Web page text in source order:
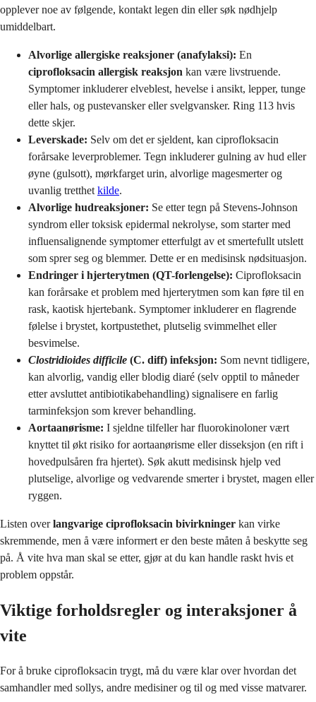
opplever noe av følgende, kontakt legen din eller søk nødhjelp
umiddelbart.
Alvorlige allergiske reaksjoner (anafylaksi): En
ciprofloksacin allergisk reaksjon kan være livstruende.
Symptomer inkluderer elveblest, hevelse i ansikt, lepper, tunge
eller hals, og pustevansker eller svelgvansker. Ring 113 hvis
dette skjer.
Leverskade: Selv om det er sjeldent, kan ciprofloksacin
forårsake leverproblemer. Tegn inkluderer gulning av hud eller
øyne (gulsott), mørkfarget urin, alvorlige magesmerter og
uvanlig tretthet kilde.
Alvorlige hudreaksjoner: Se etter tegn på Stevens-Johnson
syndrom eller toksisk epidermal nekrolyse, som starter med
influensalignende symptomer etterfulgt av et smertefullt utslett
som sprer seg og blemmer. Dette er en medisinsk nødsituasjon.
Endringer i hjerterytmen (QT-forlengelse): Ciprofloksacin
kan forårsake et problem med hjerterytmen som kan føre til en
rask, kaotisk hjertebank. Symptomer inkluderer en flagrende
følelse i brystet, kortpustethet, plutselig svimmelhet eller
besvimelse.
Clostridioides difficile (C. diff) infeksjon: Som nevnt tidligere,
kan alvorlig, vandig eller blodig diaré (selv opptil to måneder
etter avsluttet antibiotikabehandling) signalisere en farlig
tarminfeksjon som krever behandling.
Aortaanørisme: I sjeldne tilfeller har fluorokinoloner vært
knyttet til økt risiko for aortaanørisme eller disseksjon (en rift i
hovedpulsåren fra hjertet). Søk akutt medisinsk hjelp ved
plutselige, alvorlige og vedvarende smerter i brystet, magen eller
ryggen.
Listen overlangvarige ciprofloksacin bivirkninger kan virke
skremmende, men å være informert er den beste måten å beskytte seg
på. Å vite hva man skal se etter, gjør at du kan handle raskt hvis et
problem oppstår.
Viktige forholdsregler og interaksjoner å
vite
For å bruke ciprofloksacin trygt, må du være klar over hvordan det
samhandler med sollys, andre medisiner og til og med visse matvarer.